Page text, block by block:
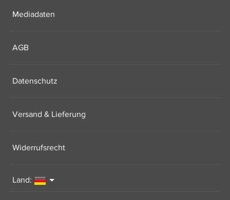
Mediadaten
AGB
Datenschutz
Versand & Lieferung
Widerrufsrecht
Land: